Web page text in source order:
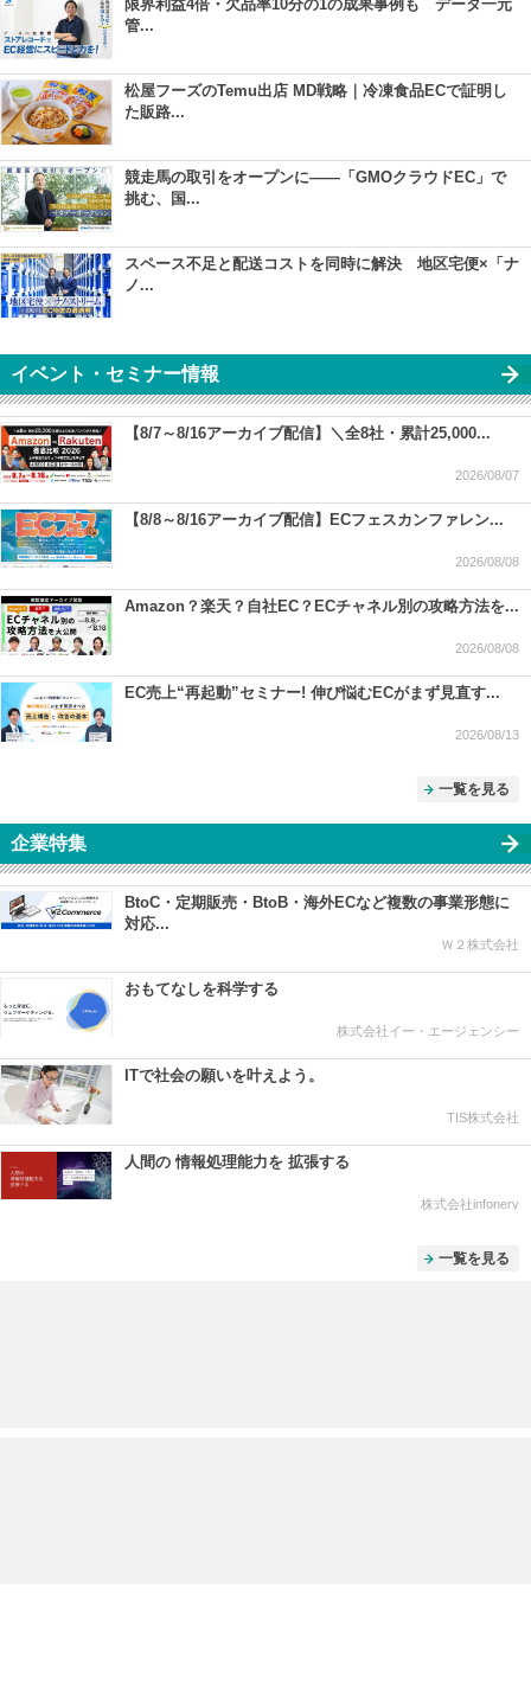
限界利益4倍・欠品率10分の1の成果事例も データ一元
管...
松屋フーズのTemu出店 MD戦略｜冷凍食品ECで証明し
た販路...
競走馬の取引をオープンに――「GMOクラウドEC」で
挑む、国...
スペース不足と配送コストを同時に解決 地区宅便×「ナ
ノ...
イベント・セミナー情報
【8/7～8/16アーカイブ配信】＼全8社・累計25,000...
2026/08/07
【8/8～8/16アーカイブ配信】ECフェスカンファレン...
2026/08/08
Amazon？楽天？自社EC？ECチャネル別の攻略方法を...
2026/08/08
EC売上“再起動”セミナー! 伸び悩むECがまず見直す...
2026/08/13
一覧を見る
企業特集
BtoC・定期販売・BtoB・海外ECなど複数の事業形態に
対応...
Ｗ２株式会社
おもてなしを科学する
株式会社イー・エージェンシー
ITで社会の願いを叶えよう。
TIS株式会社
人間の 情報処理能力を 拡張する
株式会社infonerv
一覧を見る